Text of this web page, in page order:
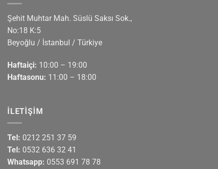
Şehit Muhtar Mah. Süslü Saksı Sok.,
No:18 K:5
Beyoğlu / İstanbul / Türkiye
Haftaiçi: 10:00 – 19:00
Haftasonu: 11:00 – 18:00
İLETIŞIM
Tel: 0212 251 37 59
Tel: 0532 636 32 41
Whatsapp: 0553 691 78 78